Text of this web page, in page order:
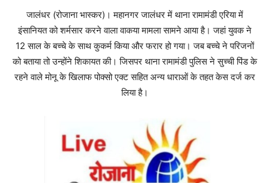
जालंधर (रोजाना भास्कर)। महानगर जालंधर में थाना रामामंडी एरिया में
इंसानियत को शर्मसार करने वाला वाकया मामला सामने आया है। जहां युवक ने
12 साल के बच्चे के साथ कुकर्म किया और फरार हो गया। जब बच्चे ने परिजनों
को बताया तो उन्होंने शिकायत की। जिसपर थाना रामामंडी पुलिस ने सुच्ची पिंड के
रहने वाले मोनू के खिलाफ पोक्सो एक्ट सहित अन्य धाराओं के तहत केस दर्ज कर
लिया है।